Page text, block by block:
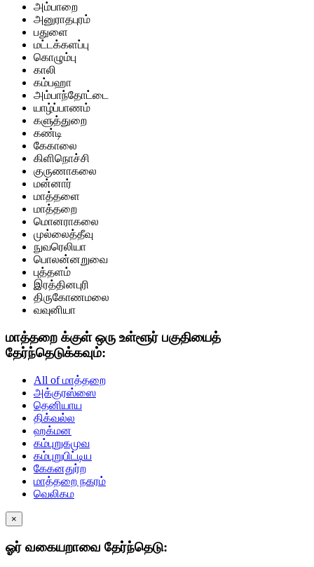
அம்பாறை
அனுராதபுரம்
பதுளை
மட்டக்களப்பு
கொழும்பு
காலி
கம்பஹா
அம்பாந்தோட்டை
யாழ்ப்பாணம்
களுத்துறை
கண்டி
கேகாலை
கிளிநொச்சி
குருணாகலை
மன்னார்
மாத்தளை
மாத்தறை
மொனராகலை
முல்லைத்தீவு
நுவரெலியா
பொலன்னறுவை
புத்தளம்
இரத்தினபுரி
திருகோணமலை
வவுனியா
மாத்தறை க்குள் ஒரு உள்ளூர் பகுதியைத்
தேர்ந்தெடுக்கவும்:
All of மாத்தறை
அக்குரஸ்ஸை
தெனியாய
திக்வல்ல
ஹக்மன
கம்புறுகமுவ
கம்புறுபிட்டிய
கேகனதுர்ற
மாத்தறை நகரம்
வெலிகம
×
ஓர் வகையறாவை தேர்ந்தெடு: